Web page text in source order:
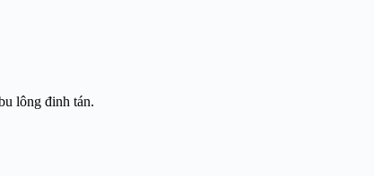
lông đinh tán.